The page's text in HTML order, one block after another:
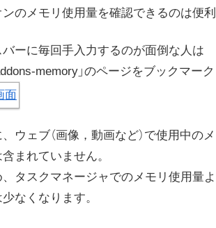
のメモリ使用量を確認できるのは便
バーに毎回手入力するのが面倒な人は
memory」のページをブックマー
ウェブ（画像，動画など）で使用中の
まれていません。
、タスクマネージャでのメモリ使用量
なくなります。